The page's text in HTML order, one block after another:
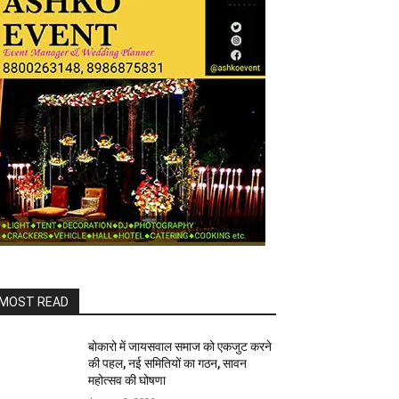
READ
बोकारो में जायसवाल समाज को एकजुट करने
की पहल, नई समितियों का गठन, सावन
महोत्सव की घोषणा